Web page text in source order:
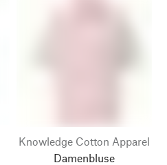
Knowledge Cotton Apparel
Damenbluse